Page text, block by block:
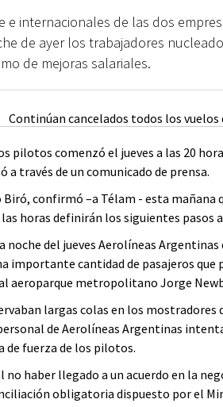
e internacionales de las dos
de ayer los trabajadores
de mejoras salariales.
pilotos comenzó el jueves a las 20
a través de un comunicado de prensa.
confirmó –a Télam - esta mañana
horas definirán los siguientes pasos
noche del jueves Aerolíneas
importante cantidad de pasajeros que
aeroparque metropolitano Jorge
largas colas en los mostradores
de Aerolíneas Argentinas
de fuerza de los pilotos.
no haber llegado a un acuerdo en la
obligatoria dispuesto por el